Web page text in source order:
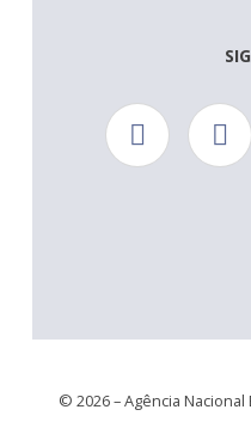
© 2026 – Agência Nacional